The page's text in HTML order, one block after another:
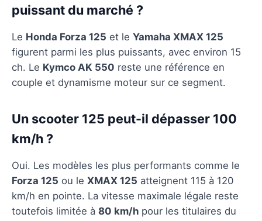
puissant du marché ?
Le Honda Forza 125 et le Yamaha XMAX 125
figurent parmi les plus puissants, avec environ 15
ch. Le Kymco AK 550 reste une référence en
couple et dynamisme moteur sur ce segment.
Un scooter 125 peut-il dépasser 100
km/h ?
Oui. Les modèles les plus performants comme le
Forza 125 ou le XMAX 125 atteignent 115 à 120
km/h en pointe. La vitesse maximale légale reste
toutefois limitée à 80 km/h pour les titulaires du